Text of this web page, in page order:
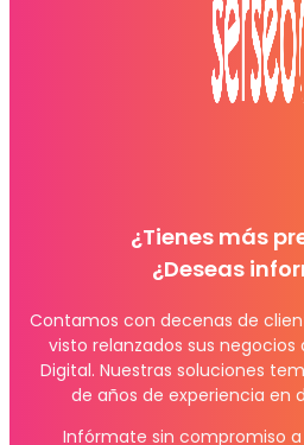
¿Tienes más
¿Deseas
Contamos con decenas de
visto relanzados sus
Digital. Nuestras soluciones
de años de experiencia en
Infórmate sin compromiso